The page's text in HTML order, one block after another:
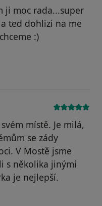
ji moc rada...super
ted dohlizi na me
:)
účet byl odstraněn
místě. Je milá,
se zády
V Mostě jsme
s několika jinými
je nejlepší.